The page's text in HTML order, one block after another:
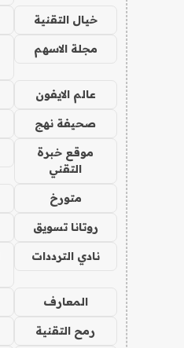
خيال التقنية
مجلة الاسهم
عالم الايفون
صحيفة نهج
موقع خبرة
التقني
متورخ
روتانا تسويق
نادي الترددات
المعارف
رمح التقنية